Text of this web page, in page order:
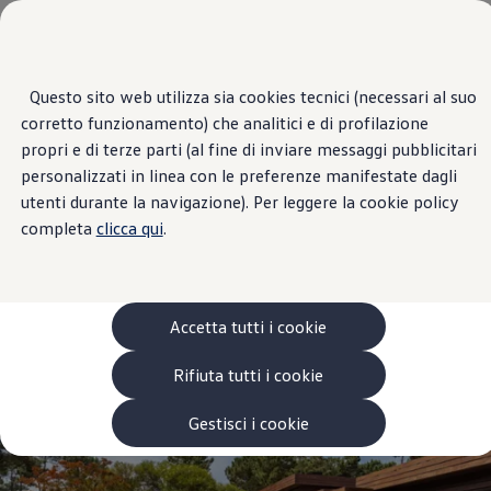
Questo sito web utilizza sia cookies tecnici (necessari al suo
corretto funzionamento) che analitici e di profilazione
propri e di terze parti (al fine di inviare messaggi pubblicitari
personalizzati in linea con le preferenze manifestate dagli
utenti durante la navigazione). Per leggere la cookie policy
completa clicca qui.
Accetta tutti i cookie
Rifiuta tutti i cookie
Gestisci i cookie
Passa ai
contenuti
principali
Passa
a
fondo
pagina
VanLife
Pick-up
Veicoli Commerciali Elettrici
Van
Modelli precedenti
Confronta i modelli
Configurazioni salvate
Volkswagen Auto
Acquista il tuo Veicolo Volkswagen
Ecoincentivi Volkswagen
5 Plus
Usato Certificato
Garanzia Usato
Assicurazioni
Clienti Business
Gamma, promozioni e servizi
Service Flotte
Area Contatti Clienti Business
Home Page Mobilità elettrica e Ibrida Plug-In
Mobilità Elettrica e